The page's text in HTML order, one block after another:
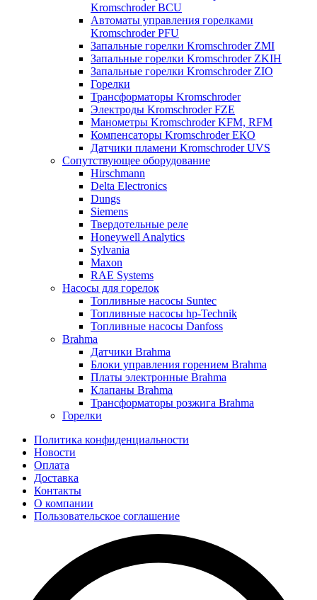
Kromschroder BCU
Автоматы управления горелками
Kromschroder PFU
Запальные горелки Kromschroder ZМI
Запальные горелки Kromschroder ZKIH
Запальные горелки Kromschroder ZIO
Горелки
Трансформаторы Kromschroder
Электроды Kromschroder FZE
Манометры Kromschroder KFM, RFM
Компенсаторы Kromschroder ЕКО
Датчики пламени Kromschroder UVS
Сопутствующее оборудование
Hirschmann
Delta Electronics
Dungs
Siemens
Твердотельные реле
Honeywell Analytics
Sylvania
Maxon
RAE Systems
Насосы для горелок
Топливные насосы Suntec
Топливные насосы hp-Technik
Топливные насосы Danfoss
Brahma
Датчики Brahma
Блоки управления горением Brahma
Платы электронные Brahma
Клапаны Brahma
Трансформаторы розжига Brahma
Горелки
Политика конфиденциальности
Новости
Оплата
Доставка
Контакты
О компании
Пользовательское соглашение